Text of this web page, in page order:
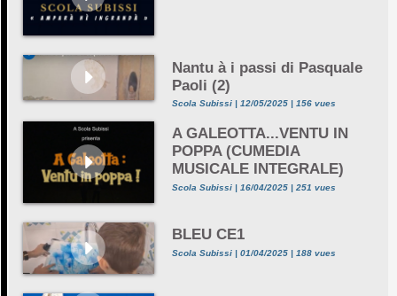
Nantu à i passi di Pasquale
Paoli (2)
Scola Subissi | 12/05/2025 | 156 vues
A GALEOTTA...VENTU IN
POPPA (CUMEDIA
MUSICALE INTEGRALE)
Scola Subissi | 16/04/2025 | 251 vues
BLEU CE1
Scola Subissi | 01/04/2025 | 188 vues